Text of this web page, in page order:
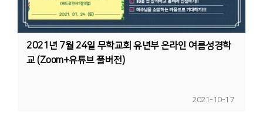
2021년 7월 24일 무학교회 유년부 온라인 여름성경학
교 (Zoom+유튜브 풀버전)
2021-10-17